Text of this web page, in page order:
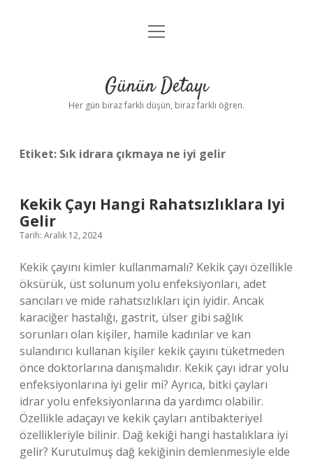
Anasayfa
Yasal Uyarı
menüyü
Günün Detayı
Her gün biraz farklı düşün, biraz farklı öğren.
Etiket: Sık idrara çıkmaya ne iyi gelir
Kekik Çayı Hangi Rahatsızlıklara Iyi
Gelir
Tarih: Aralık 12, 2024
Kekik çayını kimler kullanmamalı? Kekik çayı özellikle
öksürük, üst solunum yolu enfeksiyonları, adet
sancıları ve mide rahatsızlıkları için iyidir. Ancak
karaciğer hastalığı, gastrit, ülser gibi sağlık
sorunları olan kişiler, hamile kadınlar ve kan
sulandırıcı kullanan kişiler kekik çayını tüketmeden
önce doktorlarına danışmalıdır. Kekik çayı idrar yolu
enfeksiyonlarına iyi gelir mi? Ayrıca, bitki çayları
idrar yolu enfeksiyonlarına da yardımcı olabilir.
Özellikle adaçayı ve kekik çayları antibakteriyel
özellikleriyle bilinir. Dağ kekiği hangi hastalıklara iyi
gelir? Kurutulmuş dağ kekiğinin demlenmesiyle elde